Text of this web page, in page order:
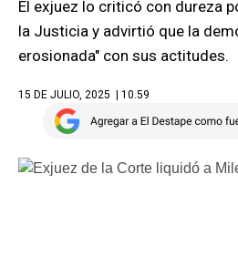
El exjuez lo criticó con dureza
la Justicia y advirtió que la
erosionada" con sus actitudes.
15 DE JULIO, 2025 | 10.59